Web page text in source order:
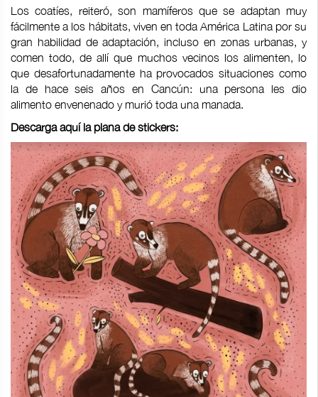
Los coatíes, reiteró, son mamíferos que se adaptan muy
fácilmente a los hábitats, viven en toda América Latina por su
gran habilidad de adaptación, incluso en zonas urbanas, y
comen todo, de allí que muchos vecinos los alimenten, lo
que desafortunadamente ha provocados situaciones como
la de hace seis años en Cancún: una persona les dio
alimento envenenado y murió toda una manada.
Descarga aquí la plana de stickers: